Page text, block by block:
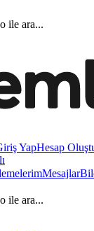
ile ara...
YapHesap
Mesajlar
ile ara...